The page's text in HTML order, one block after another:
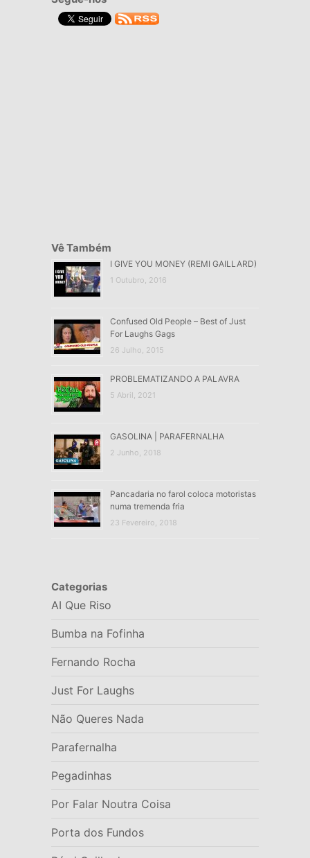
Vê Também
I GIVE YOU MONEY (REMI GAILLARD)
1 Outubro, 2016
Confused Old People – Best of Just
For Laughs Gags
26 Julho, 2015
PROBLEMATIZANDO A PALAVRA
5 Abril, 2021
GASOLINA | PARAFERNALHA
2 Junho, 2018
Pancadaria no farol coloca motoristas
numa tremenda fria
23 Fevereiro, 2018
Categorias
AI Que Riso
Bumba na Fofinha
Fernando Rocha
Just For Laughs
Não Queres Nada
Parafernalha
Pegadinhas
Por Falar Noutra Coisa
Porta dos Fundos